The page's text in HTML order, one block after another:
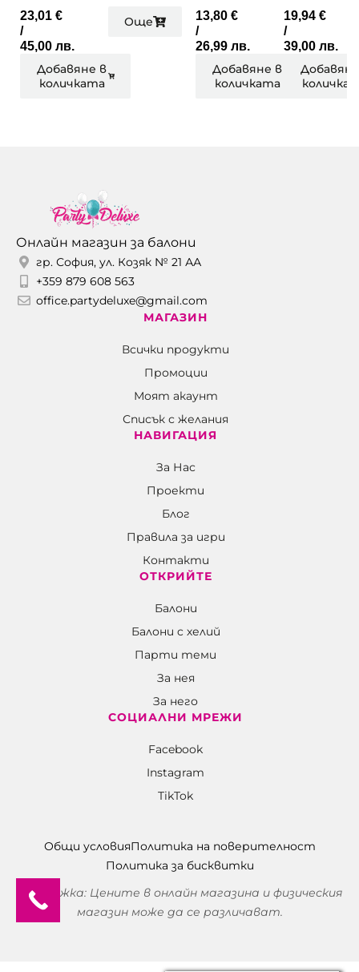
преспа
пие
23,01 €
/
45,00 лв.
Добавяне в
количката
Още
скрапбу
к албум
EIFFEL
TOWER
13,80 €
/
26,99 лв.
Добавяне в
количката
израбо
тен
плюше
н розов
Лебед
19,94 €
/
39,00 лв.
Онлайн магазин за балони
гр. София, ул. Козяк № 21 АА
+359 879 608 563
office.partydeluxe@gmail.com
МАГАЗИН
Всички продукти
Промоции
Моят акаунт
Списък с желания
НАВИГАЦИЯ
За Нас
Проекти
Блог
Правила за игри
Контакти
ОТКРИЙТЕ
Балони
Балони c хелий
Парти теми
За нея
За него
СОЦИАЛНИ МРЕЖИ
Facebook
Instagram
TikTok
Общи условияПолитика на поверителност
Политика за бисквитки
Забележка: Цените в онлайн магазина и физическия
магазин може да се различават.